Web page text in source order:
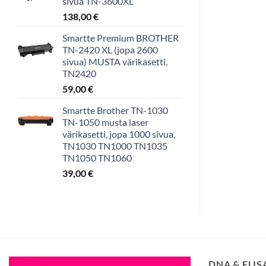
138,00€
Smartte Premium BROTHER
TN-2420 XL (jopa 2600
sivua) MUSTA värikasetti,
TN2420
59,00€
Smartte Brother TN-1030
TN-1050 musta laser
värikasetti, jopa 1000 sivua,
TN1030 TN1000 TN1035
TN1050 TN1060
39,00€
DNA &